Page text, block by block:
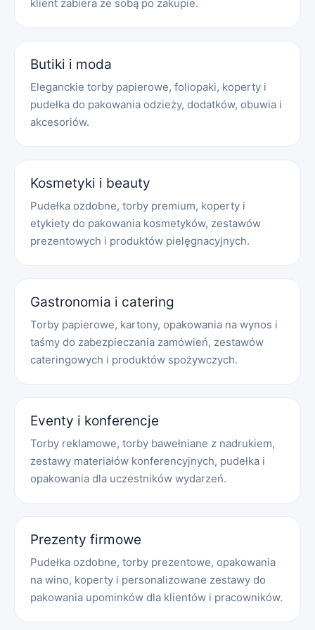
klient zabiera ze sobą po zakupie.
Butiki i moda
Eleganckie torby papierowe, foliopaki, koperty i
pudełka do pakowania odzieży, dodatków, obuwia i
akcesoriów.
Kosmetyki i beauty
Pudełka ozdobne, torby premium, koperty i
etykiety do pakowania kosmetyków, zestawów
prezentowych i produktów pielęgnacyjnych.
Gastronomia i catering
Torby papierowe, kartony, opakowania na wynos i
taśmy do zabezpieczania zamówień, zestawów
cateringowych i produktów spożywczych.
Eventy i konferencje
Torby reklamowe, torby bawełniane z nadrukiem,
zestawy materiałów konferencyjnych, pudełka i
opakowania dla uczestników wydarzeń.
Prezenty firmowe
Pudełka ozdobne, torby prezentowe, opakowania
na wino, koperty i personalizowane zestawy do
pakowania upominków dla klientów i pracowników.